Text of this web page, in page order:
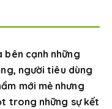
bên cạnh những
người tiêu dùng
mới mẻ nhưng
trong những sự kết